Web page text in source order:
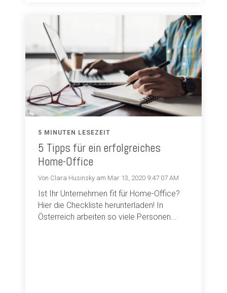
5 MINUTEN LESEZEIT
5 Tipps für ein erfolgreiches
Home-Office
Von Clara Husinsky am Mar 13, 2020 9:47:07 AM
Ist Ihr Unternehmen fit für Home-Office?
Hier die Checkliste herunterladen! In
Österreich arbeiten so viele Personen...